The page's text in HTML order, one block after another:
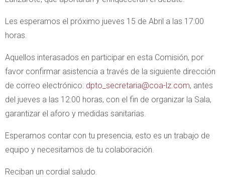
Les esperamos el próximo jueves 15 de Abril a las 17:00
horas.
Aquellos interasados en participar en esta Comisión, por
favor confirmar asistencia a través de la siguiente dirección
de correo electrónico: dpto_secretaria@coa-lz.com, antes
del jueves a las 12:00 horas, con el fin de organizar la Sala,
garantizar el aforo y medidas sanitarias.
Esperamos contar con tu presencia, esto es un trabajo de
equipo y necesitamos de tu colaboración.
Reciban un cordial saludo.